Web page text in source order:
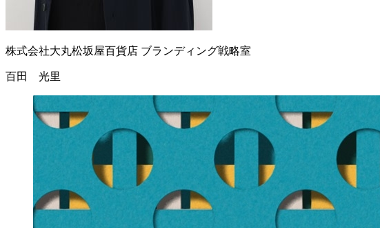
株式会社大丸松坂屋百貨店 ブランディング戦略室
百田 光里